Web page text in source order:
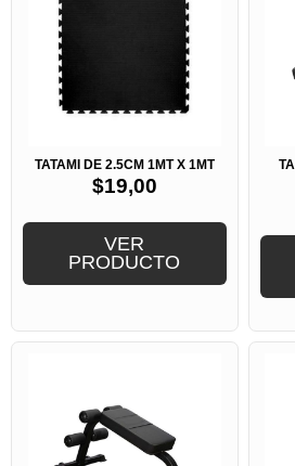
TATAMI DE 2.5CM 1MT X 1MT
$19,00
VER
PRODUCTO